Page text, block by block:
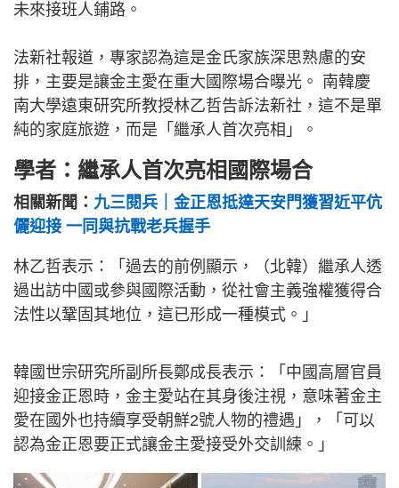
未來接班人鋪路。
法新社報道，專家認為這是金氏家族深思熟慮的安
排，主要是讓金主愛在重大國際場合曝光。 南韓慶
南大學遠東研究所教授林乙哲告訴法新社，這不是單
純的家庭旅遊，而是「繼承人首次亮相」。
學者：繼承人首次亮相國際場合
相關新聞： 九三閱兵｜金正恩抵達天安門獲習近平伉
儷迎接 一同與抗戰老兵握手
林乙哲表示：「過去的前例顯示，（北韓）繼承人透
過出訪中國或參與國際活動，從社會主義強權獲得合
法性以鞏固其地位，這已形成一種模式。」
韓國世宗研究所副所長鄭成長表示：「中國高層官員
迎接金正恩時，金主愛站在其身後注視，意味著金主
愛在國外也持續享受朝鮮2號人物的禮遇」，「可以
認為金正恩要正式讓金主愛接受外交訓練。」